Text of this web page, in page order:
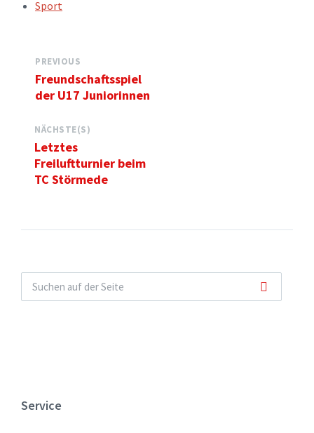
Sport
PREVIOUS
Freundschaftsspiel
der U17 Juniorinnen
NÄCHSTE(S)
Letztes
Freiluftturnier beim
TC Störmede
Service